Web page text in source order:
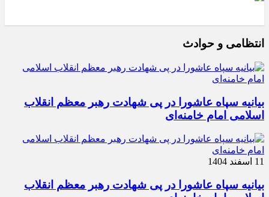
انتظامی و حوادث
بیانیه سپاه عاشورا در پی شهادت رهبر معظم انقلاب
اسلامی امام خامنه‌ای
11 اسفند 1404
بیانیه سپاه عاشورا در پی شهادت رهبر معظم انقلاب